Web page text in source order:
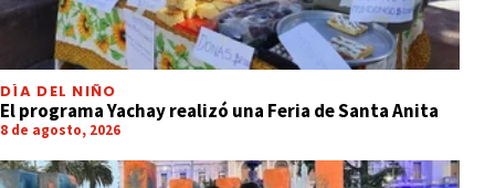
DÍA DEL NIÑO
El programa Yachay realizó una Feria de Santa Anita
8 de agosto, 2026